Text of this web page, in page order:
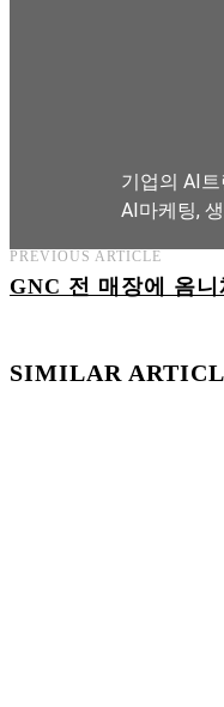
기업의 AI
AI마케팅,
AI트랜스포
PREVIOUS ARTICLE
GNC 전 매장에 옴
SIMILAR